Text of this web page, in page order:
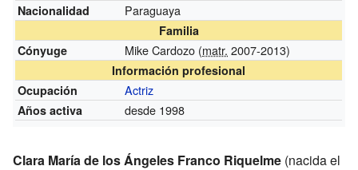
Nacionalidad Paraguaya
Familia
Cónyuge
Mike Cardozo (matr. 2007-2013)
Información profesional
Ocupación
Actriz
Años activa desde 1998
Clara María de los Ángeles Franco Riquelme (nacida el